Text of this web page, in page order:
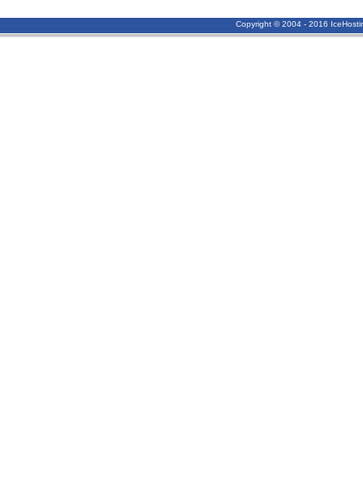
Copyright © 2004 - 2016